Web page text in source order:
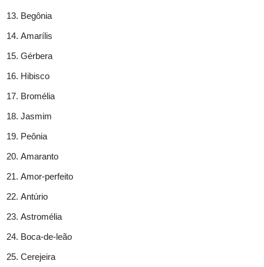
Begônia
Amarílis
Gérbera
Hibisco
Bromélia
Jasmim
Peônia
Amaranto
Amor-perfeito
Antúrio
Astromélia
Boca-de-leão
Cerejeira